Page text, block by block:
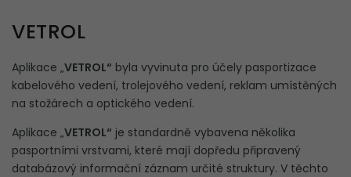
Servisní činnost
Školení a konzultace
FAQ
VETROL
Aplikace „VETROL“ byla vyvinuta pro účely pasportizace
kabelového vedení, trolejového vedení, reklam umístěných
na stožárech a optického vedení.
Aplikace „VETROL“ je standardně vybavena několika
pasportními vrstvami, které mají dopředu připravený
databázový informační záznam určité struktury. V těchto